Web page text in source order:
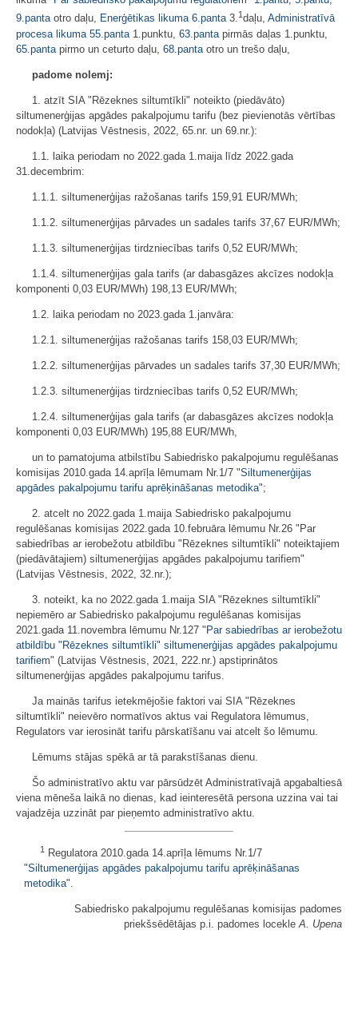
9.pantaotro daļu, Enerģētikas likuma 6.panta3.1 daļu, Administratīvā
procesa likuma 55.panta 1.punktu, 63.panta pirmās daļas 1.punktu,
65.panta pirmo un ceturto daļu, 68.panta otro un trešo daļu,
padome nolemj:
1. atzīt SIA "Rēzeknes siltumtīkli" noteikto (piedāvāto)
siltumenerģijas apgādes pakalpojumu tarifu (bez pievienotās vērtības
nodokļa) (Latvijas Vēstnesis, 2022, 65.nr. un 69.nr.):
1.1. laika periodam no 2022.gada 1.maija līdz 2022.gada
31.decembrim:
1.1.1. siltumenerģijas ražošanas tarifs 159,91 EUR/MWh;
1.1.2. siltumenerģijas pārvades un sadales tarifs 37,67 EUR/MWh;
1.1.3. siltumenerģijas tirdzniecības tarifs 0,52 EUR/MWh;
1.1.4. siltumenerģijas gala tarifs (ar dabasgāzes akcīzes nodokļa
komponenti 0,03 EUR/MWh) 198,13 EUR/MWh;
1.2. laika periodam no 2023.gada 1.janvāra:
1.2.1. siltumenerģijas ražošanas tarifs 158,03 EUR/MWh;
1.2.2. siltumenerģijas pārvades un sadales tarifs 37,30 EUR/MWh;
1.2.3. siltumenerģijas tirdzniecības tarifs 0,52 EUR/MWh;
1.2.4. siltumenerģijas gala tarifs (ar dabasgāzes akcīzes nodokļa
komponenti 0,03 EUR/MWh) 195,88 EUR/MWh,
un to pamatojuma atbilstību Sabiedrisko pakalpojumu regulēšanas
komisijas 2010.gada 14.aprīļa lēmumam Nr.1/7 "Siltumenerģijas
apgādes pakalpojumu tarifu aprēķināšanas metodika";
2. atcelt no 2022.gada 1.maija Sabiedrisko pakalpojumu
regulēšanas komisijas 2022.gada 10.februāra lēmumu Nr.26 "Par
sabiedrības ar ierobežotu atbildību "Rēzeknes siltumtīkli" noteiktajiem
(piedāvātajiem) siltumenerģijas apgādes pakalpojumu tarifiem"
(Latvijas Vēstnesis, 2022, 32.nr.);
3. noteikt, ka no 2022.gada 1.maija SIA "Rēzeknes siltumtīkli"
nepiemēro ar Sabiedrisko pakalpojumu regulēšanas komisijas
2021.gada 11.novembra lēmumu Nr.127 "Par sabiedrības ar ierobežotu
atbildību "Rēzeknes siltumtīkli" siltumenerģijas apgādes pakalpojumu
tarifiem" (Latvijas Vēstnesis, 2021, 222.nr.) apstiprinātos
siltumenerģijas apgādes pakalpojumu tarifus.
Ja mainās tarifus ietekmējošie faktori vai SIA "Rēzeknes
siltumtīkli" neievēro normatīvos aktus vai Regulatora lēmumus,
Regulators var ierosināt tarifu pārskatīšanu vai atcelt šo lēmumu.
Lēmums stājas spēkā ar tā parakstīšanas dienu.
Šo administratīvo aktu var pārsūdzēt Administratīvajā apgabaltiesā
viena mēneša laikā no dienas, kad ieinteresētā persona uzzina vai tai
vajadzēja uzzināt par pieņemto administratīvo aktu.
1
Regulatora 2010.gada 14.aprīļa lēmums Nr.1/7
"Siltumenerģijas apgādes pakalpojumu tarifu aprēķināšanas
metodika".
Sabiedrisko pakalpojumu regulēšanas komisijas padomes
priekšsēdētājas p.i. padomes locekle A. Upena